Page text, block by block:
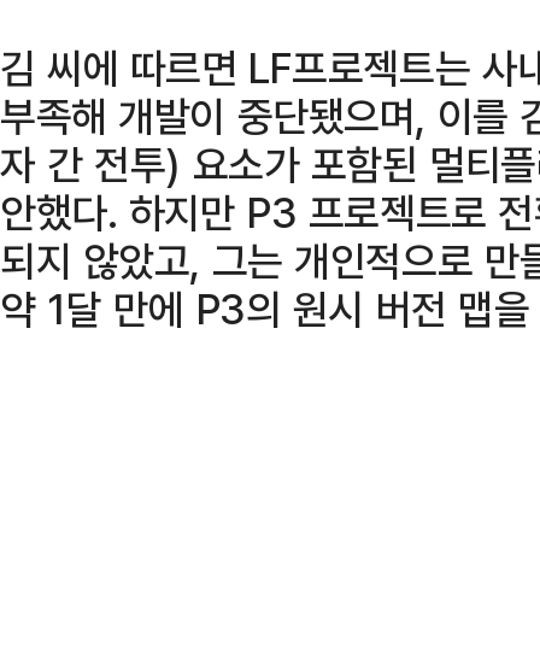
김 씨에 따르면 LF프로젝트는 사
부족해 개발이 중단됐으며, 이를
자 간 전투) 요소가 포함된 멀티
안했다. 하지만 P3 프로젝트로
되지 않았고, 그는 개인적으로
약 1달 만에 P3의 원시 버전 맵